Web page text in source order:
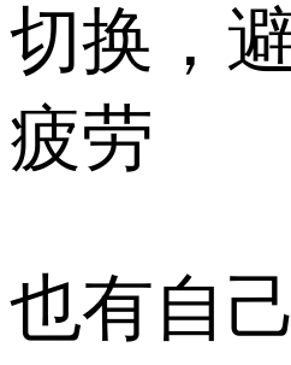
切换，
疲劳
也有自